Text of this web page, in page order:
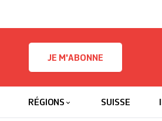
JE M'ABONNE
RÉGIONS SUISSE